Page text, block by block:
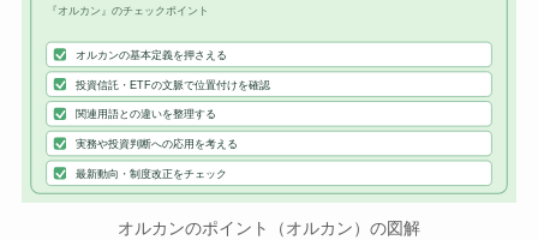
『オルカン』のチェックポイント
オルカンの基本定義を押さえる
投資信託・ETFの文脈で位置付けを確認
関連用語との違いを整理する
実務や投資判断への応用を考える
最新動向・制度改正をチェック
オルカンのポイント（オルカン）の図解